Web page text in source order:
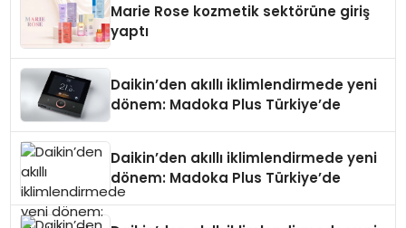
Marie Rose kozmetik sektörüne giriş
yaptı
Daikin’den akıllı iklimlendirmede yeni
dönem: Madoka Plus Türkiye’de
Daikin’den akıllı iklimlendirmede yeni
dönem: Madoka Plus Türkiye’de